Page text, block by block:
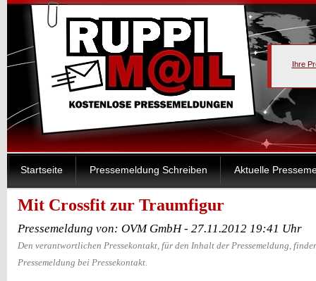
Ihre
Startseite Pressemeldung Schreiben Aktuelle
Mit Crossfit zur Traumfigur
Pressemeldung von: OVM GmbH - 27.11.2012 19:41 Uhr
Den verantwortlichen Pressekontakt, für den Inhalt der Pressemeldung,
Pressemeldung bei Pressekontakt.